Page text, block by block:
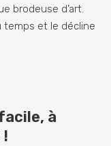
brodeuse d’art.
temps et le décline
à